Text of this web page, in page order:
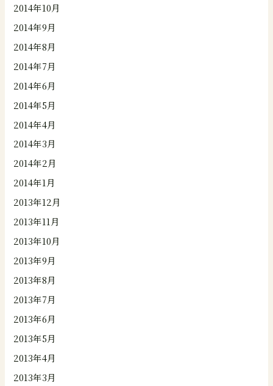
2014年10月
2014年9月
2014年8月
2014年7月
2014年6月
2014年5月
2014年4月
2014年3月
2014年2月
2014年1月
2013年12月
2013年11月
2013年10月
2013年9月
2013年8月
2013年7月
2013年6月
2013年5月
2013年4月
2013年3月